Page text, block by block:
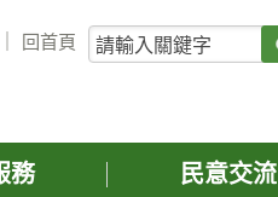
回首頁
關
鍵
詢
務 民意交流